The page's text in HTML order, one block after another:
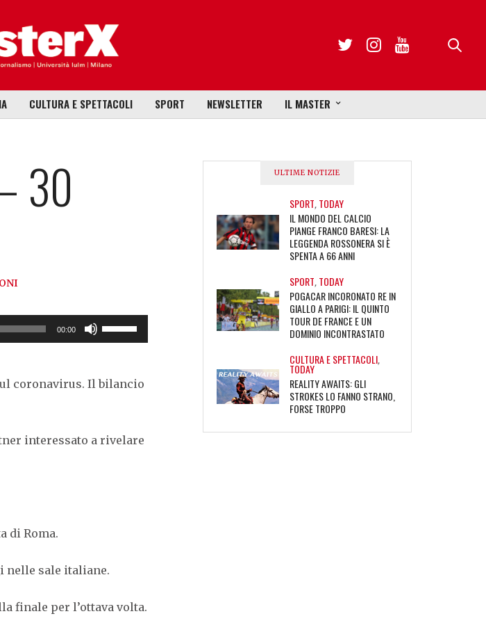
CULTURA E SPETTACOLI SPORT NEWSLETTER IL MASTER
30
00:00
su/giù
o
coronavirus. Il bilancio
interessato a rivelare
di Roma.
nelle sale italiane.
finale per l’ottava volta.
ULTIME NOTIZIE
SPORT,TODAY
IL MONDO DEL CALCIO
PIANGE FRANCO BARESI: LA
LEGGENDA ROSSONERA SI È
SPENTA A 66 ANNI
SPORT,TODAY
POGACAR INCORONATO RE IN
GIALLO A PARIGI: IL QUINTO
TOUR DE FRANCE E UN
DOMINIO INCONTRASTATO
CULTURA E SPETTACOLI,
TODAY
REALITY AWAITS: GLI
STROKES LO FANNO STRANO,
FORSE TROPPO